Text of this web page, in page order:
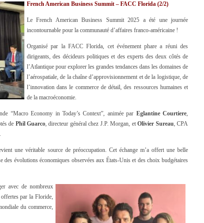
French American Business Summit – FACC Florida (2/2)
Le French American Business Summit 2025 a été une journée
incontournable pour la communauté d’affaires franco-américaine !
Organisé par la FACC Florida, cet événement phare a réuni des
dirigeants, des décideurs politiques et des experts des deux côtés de
l’Atlantique pour explorer les grandes tendances dans les domaines de
l’aérospatiale, de la chaîne d’approvisionnement et de la logistique, de
l’innovation dans le commerce de détail, des ressources humaines et
de la macroéconomie.
“Macro Economy in Today’s Context”, animée par Eglantine Courtiere,
de Phil Guarco, directeur général chez J.P. Morgan, etOlivier Sureau, CPA
une véritable source de préoccupation. Cet échange m’a offert une belle
des évolutions économiques observées aux États-Unis et des choix budgétaires
avec de nombreux
par la Floride,
du commerce,